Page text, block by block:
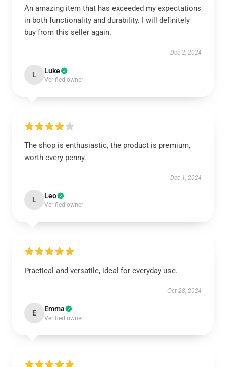
An amazing item that has exceeded my expectations
in both functionality and durability. I will definitely
buy from this seller again.
Dec 2, 2024
L Luke
Verified owner
The shop is enthusiastic, the product is premium,
worth every penny.
Dec 1, 2024
L Leo
Verified owner
Practical and versatile, ideal for everyday use.
Oct 28, 2024
E Emma
Verified owner